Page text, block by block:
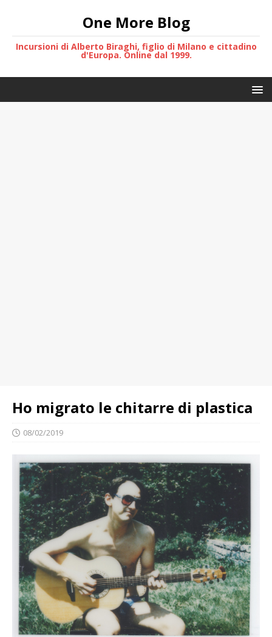
One More Blog
Incursioni di Alberto Biraghi, figlio di Milano e cittadino
d'Europa. Online dal 1999.
Ho migrato le chitarre di plastica
08/02/2019